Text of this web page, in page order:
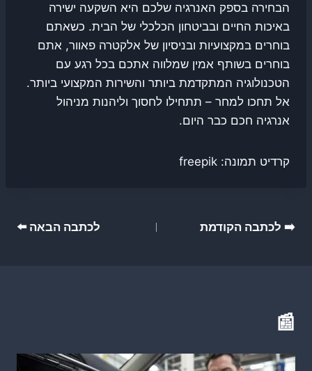
הבחירה בספק האנרגיה שלכם היא השקעה ישירה
באיכות החיים ובביטחון הכלכלי של הבית. כשאתם
בוחרים במקצועיות ובניסיון של אלקטרה פאוור, אתם
בוחרים בשותף אמין שמלווה אתכם בכל רגע עם
הטכנולוגיה המתקדמת ביותר והשירות המקצועי ביותר.
אל תחכו למחר – תתחילו לחסוך וליהנות מניהול
אנרגיה חכם כבר היום.
קרדיט תמונה: freepik
ניווט
➡️ לכתבה הקודמת לכתבה הבאה ⬅️
📰